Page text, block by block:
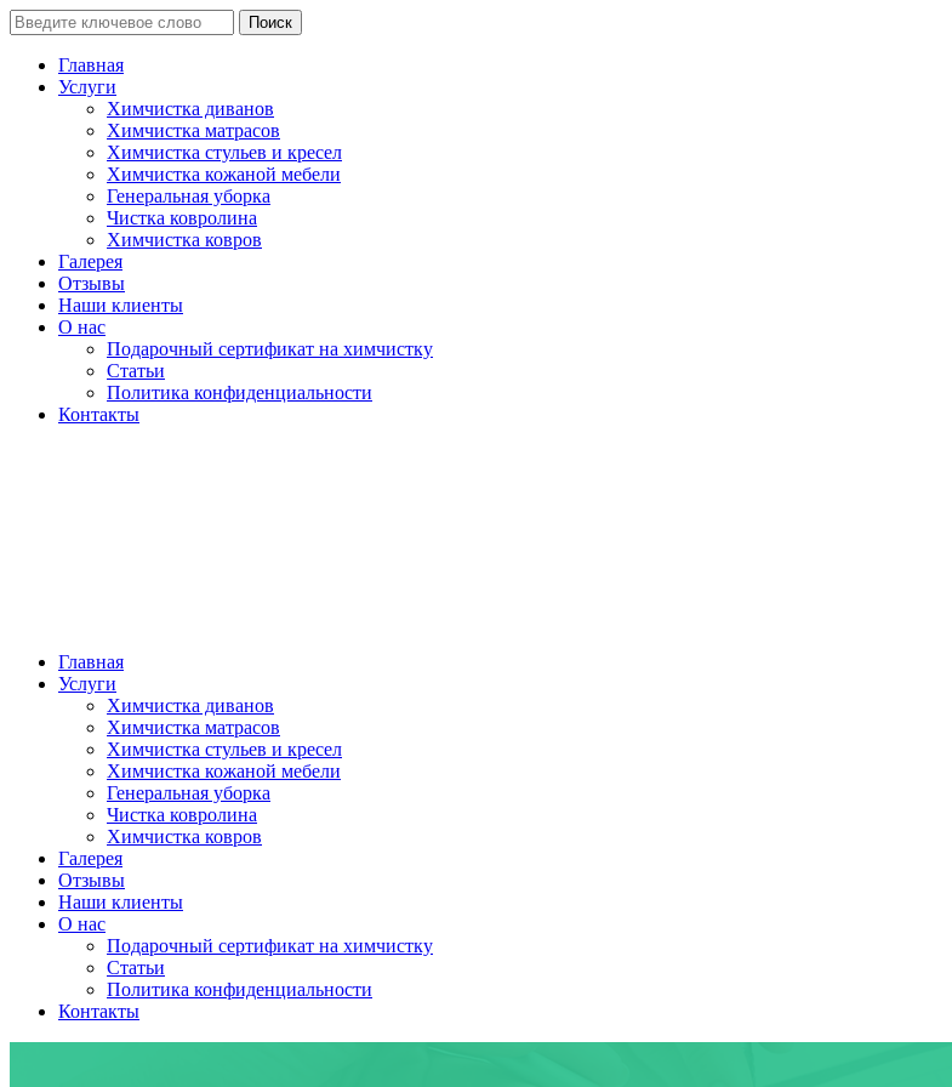
Поиск
Главная
Услуги
Химчистка диванов
Химчистка матрасов
Химчистка стульев и кресел
Химчистка кожаной мебели
Генеральная уборка
Чистка ковролина
Химчистка ковров
Галерея
Отзывы
Наши клиенты
О нас
Подарочный сертификат на химчистку
Статьи
Политика конфиденциальности
Контакты
Главная
Услуги
Химчистка диванов
Химчистка матрасов
Химчистка стульев и кресел
Химчистка кожаной мебели
Генеральная уборка
Чистка ковролина
Химчистка ковров
Галерея
Отзывы
Наши клиенты
О нас
Подарочный сертификат на химчистку
Статьи
Политика конфиденциальности
Контакты